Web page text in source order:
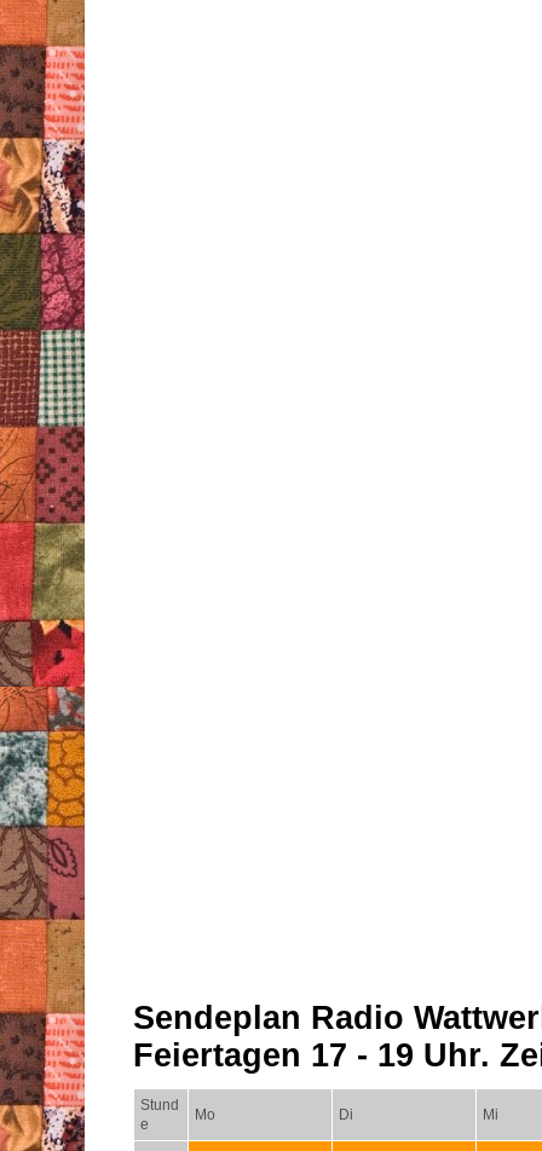
Sendeplan Radio
Feiertagen 17 - 19 Uhr.
Stund
e
Mo Di Mi